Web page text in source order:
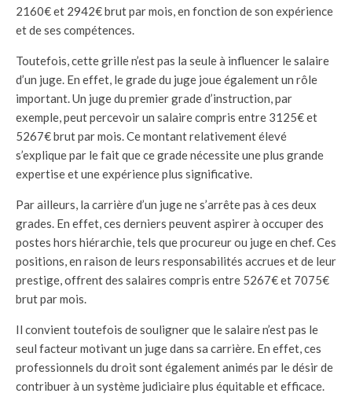
2160€ et 2942€ brut par mois, en fonction de son expérience
et de ses compétences.
Toutefois, cette grille n’est pas la seule à influencer le salaire
d’un juge. En effet, le grade du juge joue également un rôle
important. Un juge du premier grade d’instruction, par
exemple, peut percevoir un salaire compris entre 3125€ et
5267€ brut par mois. Ce montant relativement élevé
s’explique par le fait que ce grade nécessite une plus grande
expertise et une expérience plus significative.
Par ailleurs, la carrière d’un juge ne s’arrête pas à ces deux
grades. En effet, ces derniers peuvent aspirer à occuper des
postes hors hiérarchie, tels que procureur ou juge en chef. Ces
positions, en raison de leurs responsabilités accrues et de leur
prestige, offrent des salaires compris entre 5267€ et 7075€
brut par mois.
Il convient toutefois de souligner que le salaire n’est pas le
seul facteur motivant un juge dans sa carrière. En effet, ces
professionnels du droit sont également animés par le désir de
contribuer à un système judiciaire plus équitable et efficace.